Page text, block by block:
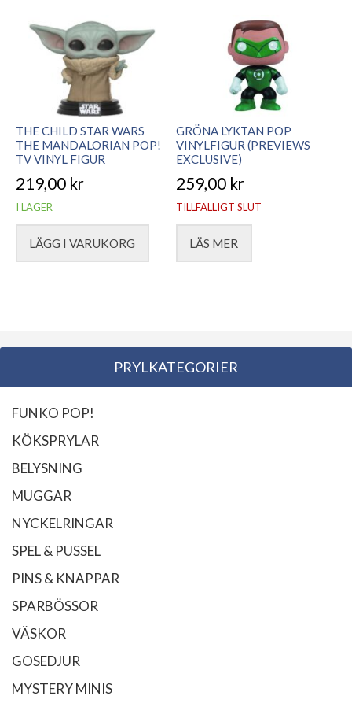
THE CHILD STAR WARS
THE MANDALORIAN POP!
TV VINYL FIGUR
219,00 kr
I LAGER
LÄGG I VARUKORG
GRÖNA LYKTAN POP
VINYLFIGUR (PREVIEWS
EXCLUSIVE)
259,00 kr
TILLFÄLLIGT SLUT
LÄS MER
PRYLKATEGORIER
FUNKO POP!
KÖKSPRYLAR
BELYSNING
MUGGAR
NYCKELRINGAR
SPEL & PUSSEL
PINS & KNAPPAR
SPARBÖSSOR
VÄSKOR
GOSEDJUR
MYSTERY MINIS